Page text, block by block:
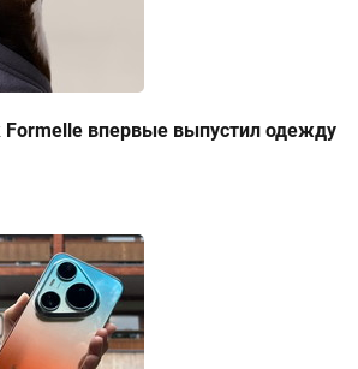
впервые выпустил одежду